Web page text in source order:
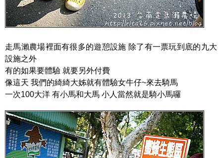
走馬瀨農場裡面有很多的遊憩設施 除了有一票玩到底的九大
設施之外
有的如果要體驗 就要另外付費
像這天 我們的綺綺大姊就有體驗女牛仔~來去騎馬
一次100大洋 有小馬和大馬 小人當然就是騎小馬囉